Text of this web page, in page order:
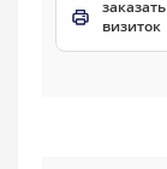
визиток